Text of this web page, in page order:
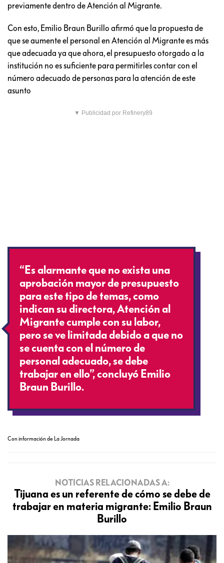
previamente dentro de Atención al Migrante.
Con esto, Emilio Braun Burillo afirmó que la propuesta de
que se aumente el personal en Atención al Migrante es más
que adecuada ya que ahora, el presupuesto otorgado a la
institución no es suficiente para permitirles contar con el
número adecuado de personas para la atención de este
asunto
▼ Publicidad por Refinery89
“Es alarmante que no exista una
aprobación mayor de presupuesto
para este tipo de temas, como
indican su directora, Atención al
Migrante cumple con su labor,
pero se ve limitada debido a que no
se cuenta con el número de
personal adecuado, se debe
trabajar en ello”, concluyó Emilio
Braun Burillo.
Con información de La Jornada
NOTICIAS RELACIONADAS A:
Tijuana es un referente de cómo se debe de
trabajar en materia migrante: Emilio Braun
Burillo